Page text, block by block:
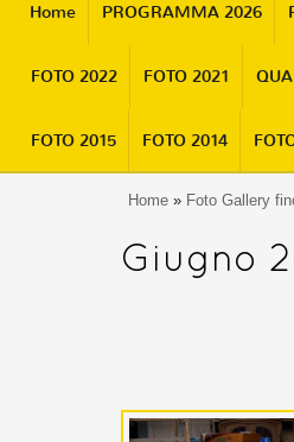
Home PROGRAMMA 2026
FOTO 2022 FOTO 2021
FOTO 2015 FOTO 2014
Home » Foto Gallery
Giugno